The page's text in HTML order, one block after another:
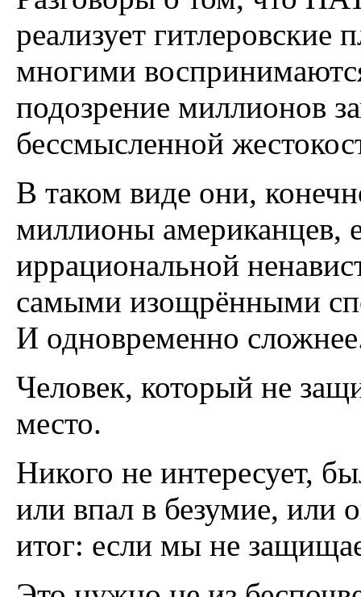
реализует гитлеровские
многими
подозрение миллионов
бессмысленной
В таком виде они,
миллионы американцев,
иррациональной
самыми изощрёнными
И одновременно
Человек, который не
место.
Никого не интересует,
или впал в безумие, или
итог: если мы не